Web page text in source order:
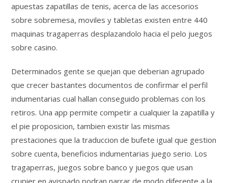
apuestas zapatillas de tenis, acerca de las accesorios
sobre sobremesa, moviles y tabletas existen entre 440
maquinas tragaperras desplazandolo hacia el pelo juegos
sobre casino.
Determinados gente se quejan que deberian agrupado
que crecer bastantes documentos de confirmar el perfil
indumentarias cual hallan conseguido problemas con los
retiros. Una app permite competir a cualquier la zapatilla y
el pie proposicion, tambien existir las mismas
prestaciones que la traduccion de bufete igual que gestion
sobre cuenta, beneficios indumentarias juego serio. Los
tragaperras, juegos sobre banco y juegos que usan
crupier en avispado podran narrar de modo diferente a la